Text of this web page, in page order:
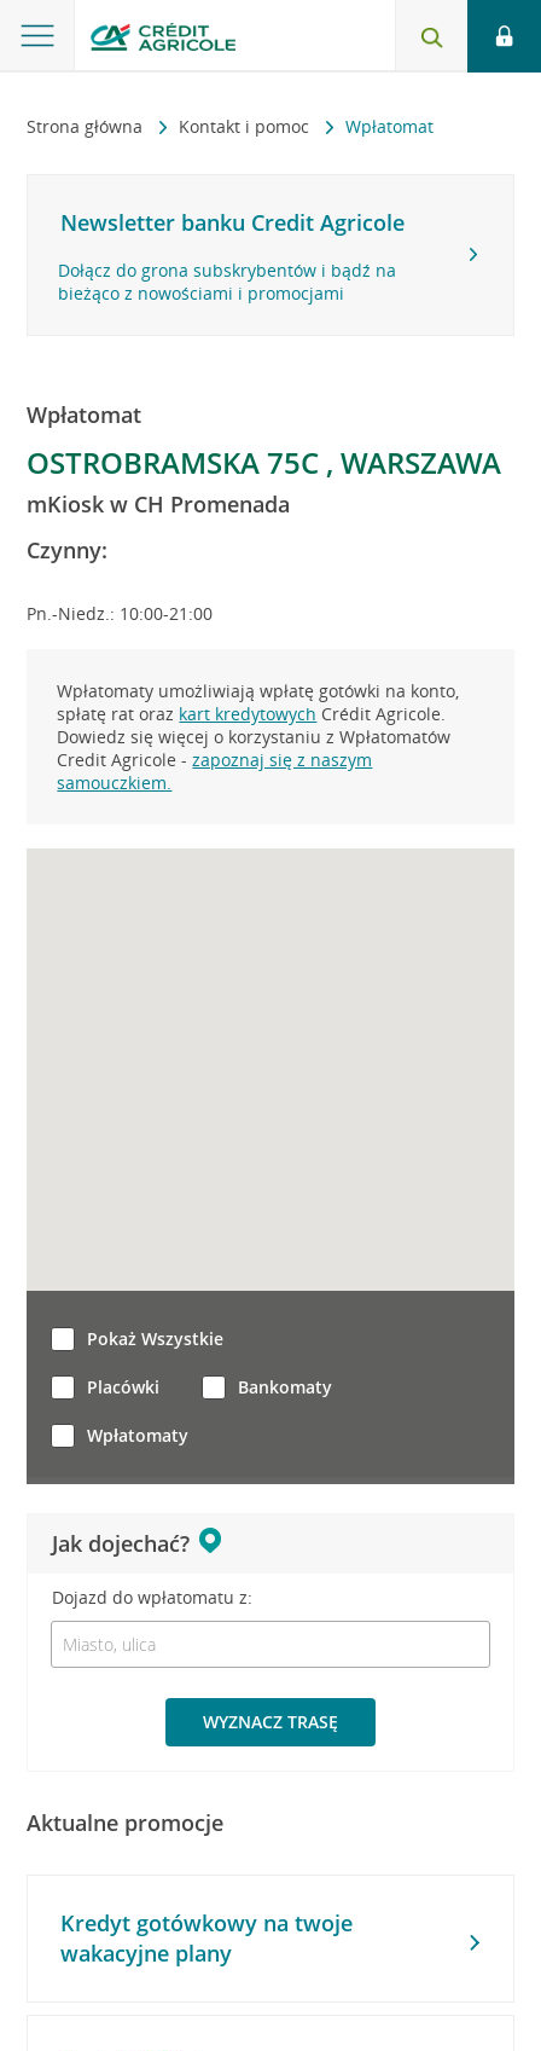
Strona główna Kontakt i pomoc Wpłatomat
Newsletter banku Credit Agricole
Dołącz do grona subskrybentów i bądź na
bieżąco z nowościami i promocjami
Wpłatomat
OSTROBRAMSKA 75C , WARSZAWA
mKiosk w CH Promenada
Czynny:
Pn.-Niedz.: 10:00-21:00
Wpłatomaty umożliwiają wpłatę gotówki na konto,
spłatę rat oraz kart kredytowych Crédit Agricole.
Dowiedz się więcej o korzystaniu z Wpłatomatów
Credit Agricole -zapoznaj się z naszym
samouczkiem.
Jak dojechać?
Dojazd do wpłatomatu z:
WYZNACZ TRASĘ
Pokaż Wszystkie
Placówki Bankomaty
Wpłatomaty
Aktualne promocje
Kredyt gotówkowy na twoje
wakacyjne plany